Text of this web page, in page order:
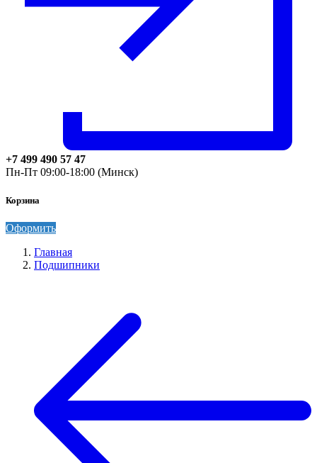
+7 499 490 57 47
Пн-Пт 09:00-18:00 (Минск)
Корзина
Оформить
Главная
Подшипники